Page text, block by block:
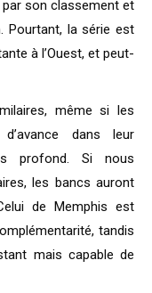
son classement et
Pourtant, la série est
à l’Ouest, et peut-
même si les
dans leur
profond. Si nous
les bancs auront
de Memphis est
tandis
mais capable de